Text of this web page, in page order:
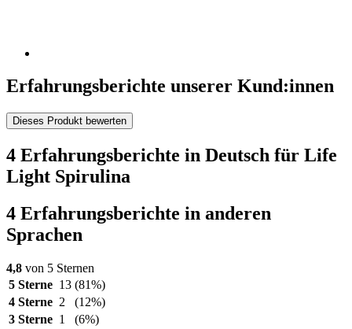
Erfahrungsberichte unserer Kund:innen
Dieses Produkt bewerten
4 Erfahrungsberichte in Deutsch für Life
Light Spirulina
4 Erfahrungsberichte in anderen
Sprachen
4,8 von 5 Sternen
5 Sterne 13 (81%)
4 Sterne 2
(12%)
3 Sterne 1
(6%)